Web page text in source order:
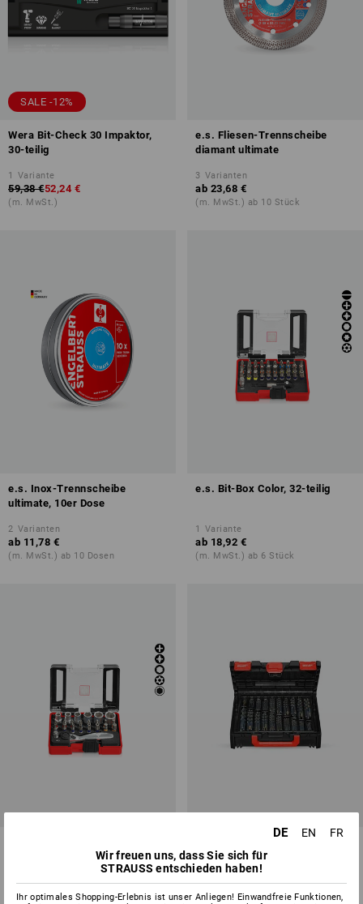
SALE -12%
Wera Bit-Check 30 Impaktor,
30-teilig
1 Variante
59,38 €52,24 €
(m. MwSt.)
e.s. Fliesen-Trennscheibe
diamant ultimate
3 Varianten
ab 23,68 €
(m. MwSt.) ab 10 Stück
e.s. Inox-Trennscheibe
ultimate, 10er Dose
2 Varianten
ab 11,78 €
(m. MwSt.) ab 10 Dosen
e.s. Bit-Box Color, 32-teilig
1 Variante
ab 18,92 €
(m. MwSt.) ab 6 Stück
Variante
ab 23,68 €
Sortiment turbo in Box
2 Varianten
ab 131,97 €
DE EN
FR
Wir freuen uns, dass Sie sich für
STRAUSS entschieden haben!
Ihr optimales Shopping-Erlebnis ist unser Anliegen! Einwandfreie Funktionen,